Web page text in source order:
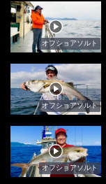
オフショアソルト
オフショアソルト
オフショアソルト